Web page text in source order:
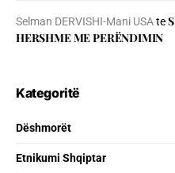
Selman DERVISHI-Mani USAte
HERSHME ME PERËNDIMIN
Kategoritë
Dëshmorët
Etnikumi Shqiptar